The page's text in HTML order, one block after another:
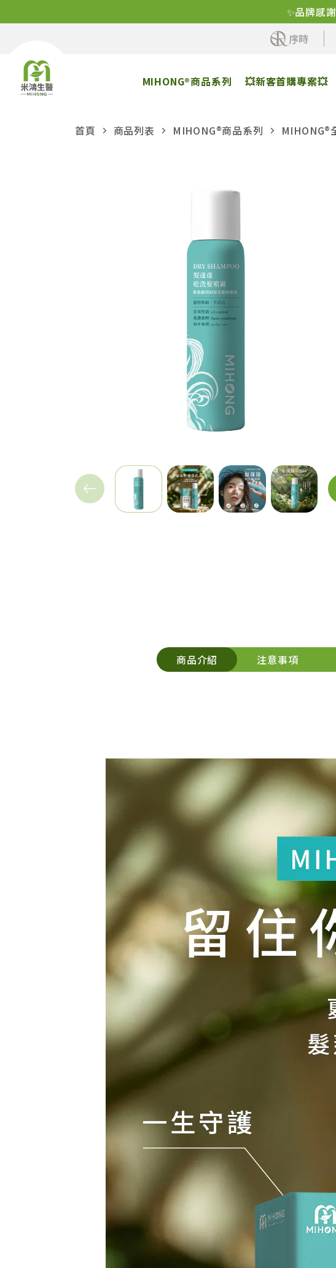
✨品牌感
序時
MIHONG®商品系列 💥新客首購專案💥
首頁 商品列表 MIHONG®商品系列 MIHONG®
商品介紹 注意事項